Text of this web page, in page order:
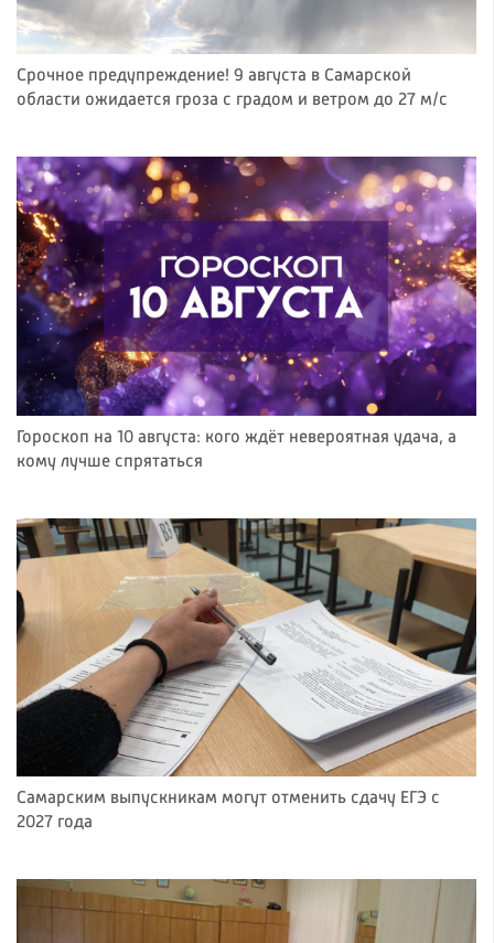
Срочное предупреждение! 9 августа в Самарской
области ожидается гроза с градом и ветром до 27 м/с
Гороскоп на 10 августа: кого ждёт невероятная удача, а
кому лучше спрятаться
Самарским выпускникам могут отменить сдачу ЕГЭ с
2027 года